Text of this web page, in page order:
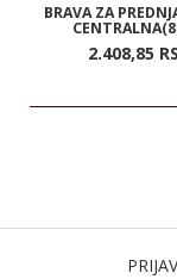
BRAVA ZA
2.408,85